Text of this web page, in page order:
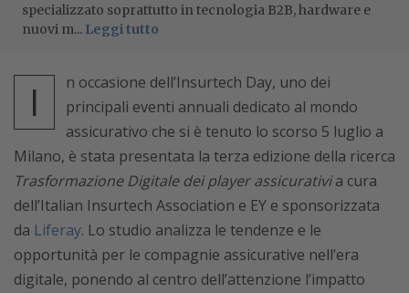
specializzato soprattutto in tecnologia B2B, hardware e
nuovi m... Leggi tutto
I
n occasione dell’Insurtech Day, uno dei
principali eventi annuali dedicato al mondo
assicurativo che si è tenuto lo scorso 5 luglio a
Milano, è stata presentata la terza edizione della ricerca
Trasformazione Digitale dei player assicurativia cura
dell’Italian Insurtech Association e EY e sponsorizzata
da Liferay. Lo studio analizza le tendenze e le
opportunità per le compagnie assicurative nell’era
digitale, ponendo al centro dell’attenzione l’impatto